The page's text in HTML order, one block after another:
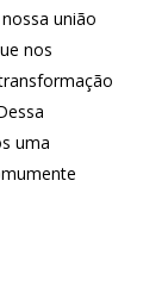
união
nos
uma